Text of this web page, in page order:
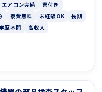
エアコン完備
寮付き
寮費無料 未経験OK
長期
歴不問
高収入